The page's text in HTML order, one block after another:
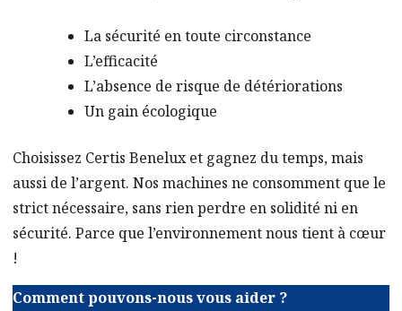
La sécurité en toute circonstance
L’efficacité
L’absence de risque de détériorations
Un gain écologique
Choisissez Certis Benelux et gagnez du temps, mais
aussi de l’argent. Nos machines ne consomment que le
strict nécessaire, sans rien perdre en solidité ni en
sécurité. Parce que l’environnement nous tient à cœur
!
Comment pouvons-nous vous aider ?